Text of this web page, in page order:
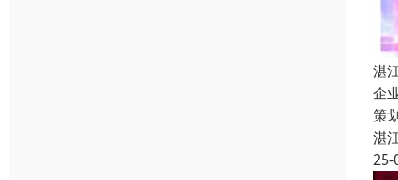
湛
企
策
湛
25-